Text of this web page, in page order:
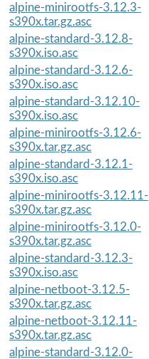
alpine-minirootfs-3.12.3-
s390x.tar.gz.asc
alpine-standard-3.12.8-
s390x.iso.asc
alpine-standard-3.12.6-
s390x.iso.asc
alpine-standard-3.12.10-
s390x.iso.asc
alpine-minirootfs-3.12.6-
s390x.tar.gz.asc
alpine-standard-3.12.1-
s390x.iso.asc
alpine-minirootfs-3.12.11-
s390x.tar.gz.asc
alpine-minirootfs-3.12.0-
s390x.tar.gz.asc
alpine-standard-3.12.3-
s390x.iso.asc
alpine-netboot-3.12.5-
s390x.tar.gz.asc
alpine-netboot-3.12.11-
s390x.tar.gz.asc
alpine-standard-3.12.0-